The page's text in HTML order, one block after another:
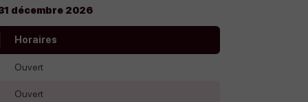
décembre 2026
Horaires
Ouvert
Ouvert